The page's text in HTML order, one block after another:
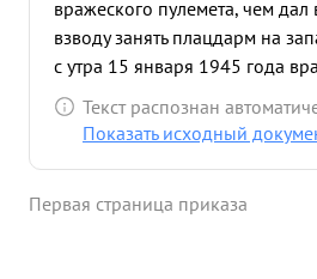
вражеского пулемета, чем дал
взводу занять плацдарм на
с утра 15 января 1945 года
20 танков и самоходных пушек
населенного пункта Броцишев
Кольцов понимая серьезность
Текст распознан
Показать исходный
Первая страница приказа